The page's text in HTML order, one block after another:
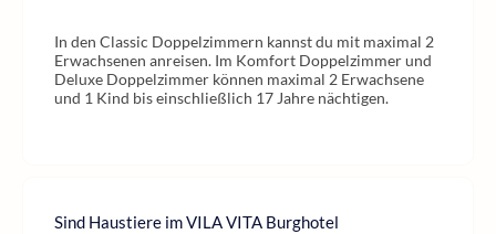
In den Classic Doppelzimmern kannst du mit maximal 2
Erwachsenen anreisen. Im Komfort Doppelzimmer und
Deluxe Doppelzimmer können maximal 2 Erwachsene
und 1 Kind bis einschließlich 17 Jahre nächtigen.
Sind Haustiere im VILA VITA Burghotel